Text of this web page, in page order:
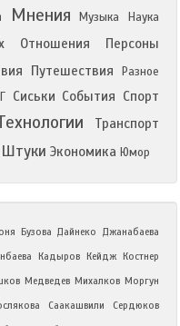
Мнения Музыка Наука
Отношения Персоны
Путешествия
Разное
Сиськи События Спорт
Транспорт
Штуки Экономика Юмор
Бузова Дайнеко Джанабаева
Кадыров Кейдж Костнер
Медведев Михалков Моргун
Саакашвили
Сердюков